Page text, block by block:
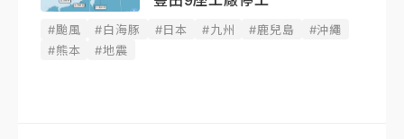
#颱風 #白海豚 #日本 #九州 #鹿兒島
#沖繩
#熊本
#地震